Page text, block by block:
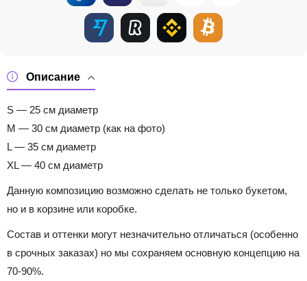
Описание
S — 25 см диаметр
M — 30 см диаметр (как на фото)
L — 35 см диаметр
XL — 40 см диаметр
Данную композицию возможно сделать не только букетом,
но и в корзине или коробке.
Состав и оттенки могут незначительно отличаться (особенно
в срочных заказах) но мы сохраняем основную концепцию на
70-90%.